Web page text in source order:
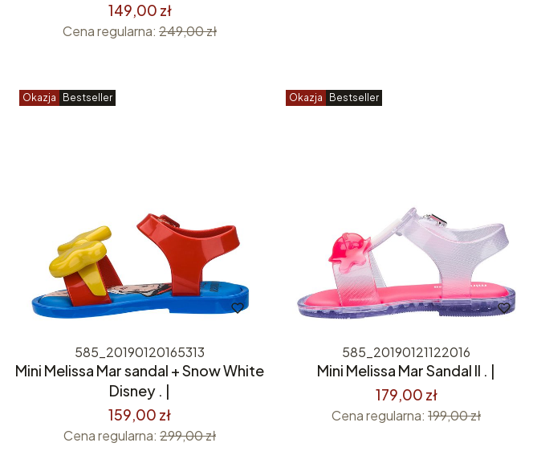
149,00 zł
Cena regularna: 249,00 zł
Okazja Bestseller
585_20190120165313
Mini Melissa Mar sandal + Snow White
Disney . |
159,00 zł
Cena regularna: 299,00 zł
Okazja Bestseller
585_20190121122016
Mini Melissa Mar Sandal II . |
179,00 zł
Cena regularna: 199,00 zł